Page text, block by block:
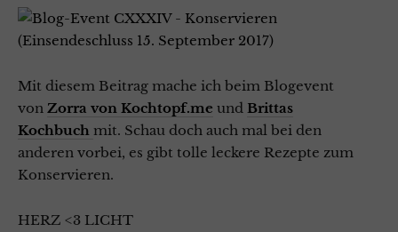
Mit diesem Beitrag mache ich beim Blogevent
von Zorra von Kochtopf.me und Brittas
Kochbuch mit. Schau doch auch mal bei den
anderen vorbei, es gibt tolle leckere Rezepte zum
Konservieren.
HERZ <3 LICHT